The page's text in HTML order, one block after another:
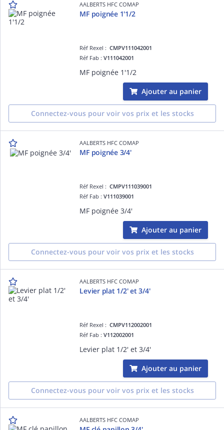
AALBERTS HFC COMAP
MF poignée 1'1/2
Réf Rexel :CMPV111042001
Réf Fab :V111042001
MF poignée 1'1/2
Ajouter au panier
Connectez-vous pour voir vos prix et les stocks
AALBERTS HFC COMAP
MF poignée 3/4'
Réf Rexel :CMPV111039001
Réf Fab :V111039001
MF poignée 3/4'
Ajouter au panier
Connectez-vous pour voir vos prix et les stocks
AALBERTS HFC COMAP
Levier plat 1/2' et 3/4'
Réf Rexel :CMPV112002001
Réf Fab :V112002001
Levier plat 1/2' et 3/4'
Ajouter au panier
Connectez-vous pour voir vos prix et les stocks
AALBERTS HFC COMAP